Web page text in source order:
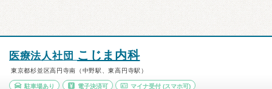
医療法人社団 こじま内科
東京都杉並区高円寺南（中野駅、東高円寺駅）
駐車場あり 電子決済可 マイナ受付 (スマホ可)